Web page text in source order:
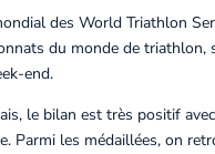
des World Triathlon
du monde de triathlon,
end.
le bilan est très positif
Parmi les médaillées, on